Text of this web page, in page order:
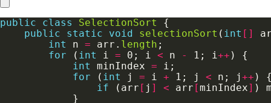
public class SelectionSort
public
static void selectionSort ( int []
int
n = arr. length
for ( int i = 0; i < n - 1; i++
int
minIndex =
for ( int j = i + 1; j < n; j++
if (arr [ j ] < arr [minIndex] )